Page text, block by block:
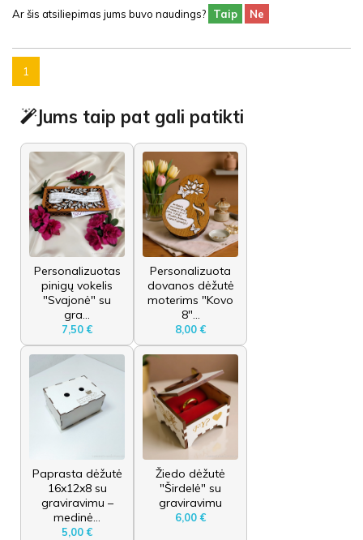
Ar šis atsiliepimas jums buvo naudings? Taip Ne
1
Jums taip pat gali patikti
Personalizuotas
pinigų vokelis
"Svajonė" su
gra...
7,50 €
Personalizuota
dovanos dėžutė
moterims "Kovo
8"...
8,00 €
Paprasta dėžutė
16x12x8 su
graviravimu –
medinė...
5,00 €
Žiedo dėžutė
"Širdelė" su
graviravimu
6,00 €